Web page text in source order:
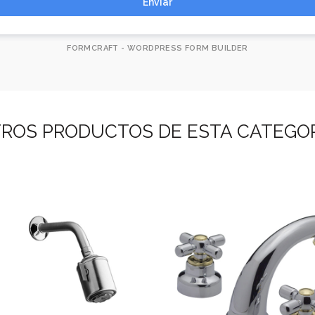
FORMCRAFT - WORDPRESS FORM BUILDER
PRODUCTOS DE ESTA